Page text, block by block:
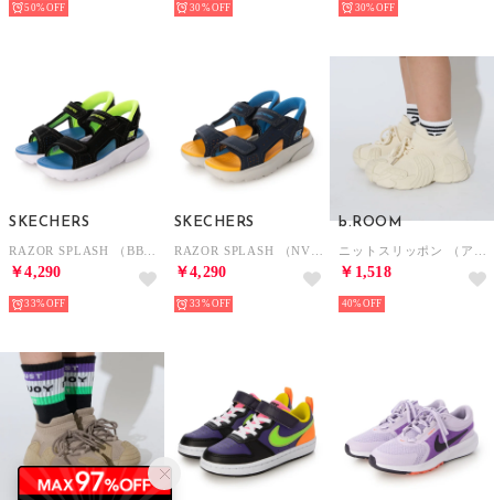
50% 30% 30%
SKECHERS
￥4,290
33%
SKECHERS
￥4,290
33%
b.ROOM
￥1,518
40%